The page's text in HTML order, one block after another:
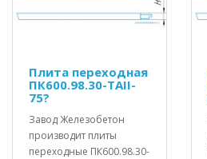
Плита переходная
ПК600.98.30-ТАII-
75?
Завод Железобетон
производит плиты
переходные ПК600.98.30-